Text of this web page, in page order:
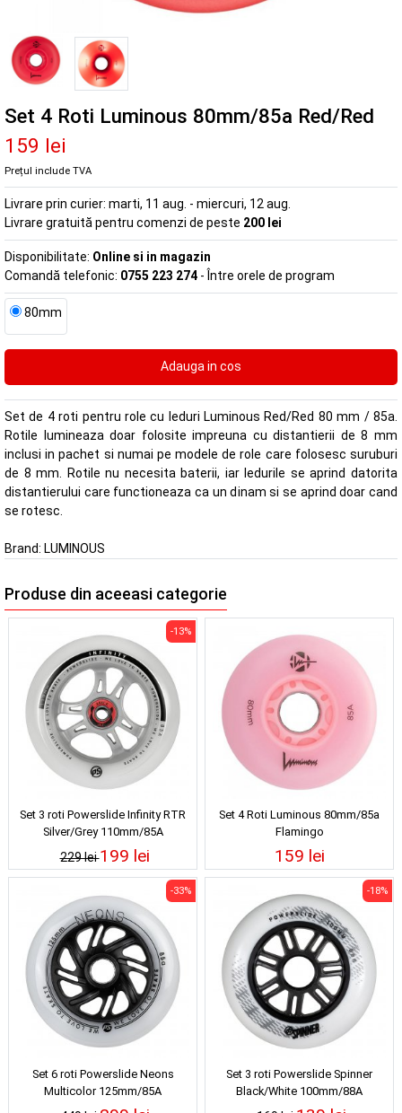
Set 4 Roti Luminous 80mm/85a Red/Red
159 lei
Prețul include TVA
Livrare prin curier: marti, 11 aug. - miercuri, 12 aug.
Livrare gratuită pentru comenzi de peste 200 lei
Disponibilitate: Online si in magazin
Comandă telefonic: 0755 223 274 - Între orele de program
80mm
Set de 4 roti pentru role cu leduri Luminous Red/Red 80 mm / 85a.
Rotile lumineaza doar folosite impreuna cu distantierii de 8 mm
inclusi in pachet si numai pe modele de role care folosesc suruburi
de 8 mm. Rotile nu necesita baterii, iar ledurile se aprind datorita
distantierului care functioneaza ca un dinam si se aprind doar cand
se rotesc.
Brand: LUMINOUS
Produse din aceeasi categorie
Set 3 roti Powerslide Infinity RTR
Silver/Grey 110mm/85A
229 lei
-13%
199 lei
Set 4 Roti Luminous 80mm/85a
Flamingo
159 lei
Set 6 roti Powerslide Neons
Multicolor 125mm/85A
-33%
Set 3 roti Powerslide Spinner
Black/White 100mm/88A
-18%